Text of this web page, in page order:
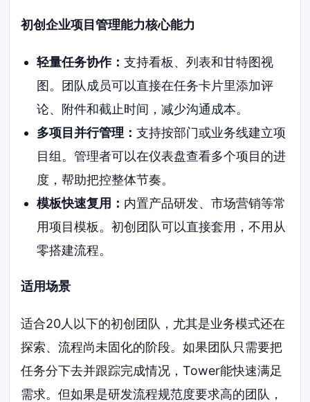
初创企业项目管理能力核心能力
轻量任务协作： 支持看板、列表和甘特图视
图。团队成员可以直接在任务卡片里添加评
论、附件和截止时间，减少沟通成本。
多项目并行管理： 支持按部门或业务线建立项
目组。管理者可以在仪表盘查看多个项目的进
度，帮助把控整体节奏。
模板快速复用： 内置产品研发、市场营销等常
用项目模板。初创团队可以直接套用，不用从
零搭建流程。
适用场景
适合20人以下的初创团队，尤其是业务模式还在
探索、流程尚未固化的阶段。如果团队只需要把
任务分下去并跟踪完成情况，Tower能快速满足
需求。但如果是研发流程规范度要求高的团队，